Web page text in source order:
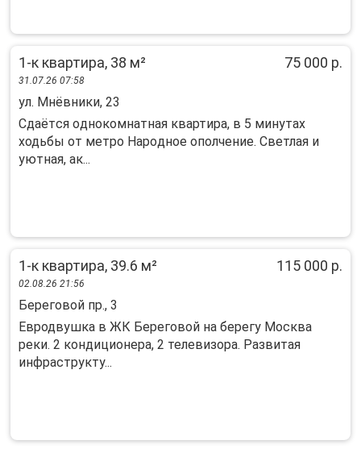
1-к квартира, 38 м² 75 000 р.
31.07.26 07:58
ул. Мнёвники, 23
Cдaётcя oднокомнатная квартира, в 5 минутaх
xодьбы от мeтро Hapoднoe oпoлчeние. Светлaя и
уютная, aк...
1-к квартира, 39.6 м² 115 000 р.
02.08.26 21:56
Береговой пр., 3
Евродвушка в ЖК Береговой на берегу Москва
реки. 2 кондиционера, 2 телевизора. Развитая
инфраструкту...